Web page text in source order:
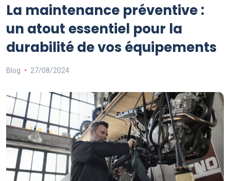
La maintenance préventive :
un atout essentiel pour la
durabilité de vos équipements
Blog 27/08/2024